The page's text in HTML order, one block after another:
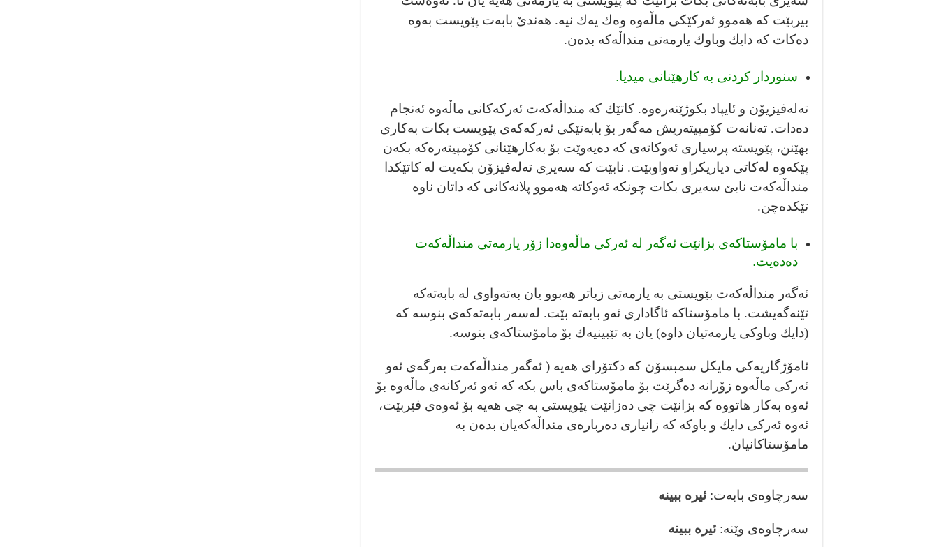
بيربێت كە هەموو ئەركێكى ماڵەوە وەك يەك نيە. هەندێ بابەت پێويست بەوە
ده‌كات كە دايك وباوك يارمەتى منداڵەكە بده‌ن.
سنوردار كردنى بە كارهێنانى ميديا.
تەلەفيزيۆن و ئايپاد بكوژێنەرەوە. كاتێك كە منداڵەكەت ئەركەكانى ماڵەوە ئه‌نجام
دەدات. تەنانەت كۆمپيتەريش مەگەر بۆ بابەتێكى ئەركەكەى پێويست بكات بەكارى
بهێنن، پێويستە پرسيارى ئەوكاتەى كە دەيەوێت بۆ بەكارهێنانى كۆمپيتەرەكە بكەن
پێكەوە لەكاتى دياريكراو تەواوبێت. نابێت كە سەيرى تەلەفيزۆن بكەيت لە كاتێكدا
منداڵەكەت نابێ سەيرى بكات چونكە ئەوكاتە هەموو پلانەكانى كە داتان ناوە
تێكدەچن.
با مامۆستاكەى بزانێت ئه‌گه‌ر له‌ ئەركى ماڵەوەدا زۆر يارمه‌تى منداڵه‌كه‌ت
ده‌ده‌يت.
ئەگەر منداڵەكەت بێويستى بە يارمەتى زياتر هەبوو يان بەتەواوى لە بابەتەكە
تێنەگەيشت. با مامۆستاكە ئاگادارى ئەو بابەتە بێت. لەسەر بابەتەكەى بنوسه‌ كە
(دايك وباوكى يارمەتيان داوە) يان بە تێبينيەك بۆ مامۆستاكەى بنوسه‌.
ئامۆژگاريەكى مايكل سمبسۆن كە دكتۆراى هەيە ( ئەگەر منداڵەكەت بەرگەى ئەو
ئەركى ماڵەوە زۆرانە دەگرێت بۆ مامۆستاكەى باس بكە كە ئەو ئەركانەى ماڵەوە بۆ
ئەوە بەكار هاتووە كە بزانێت چى دەزانێت پێويستى بە چى هەيە بۆ ئەوەى فێربێت،
ئەوە ئەركى دايك و باوكە كە زانيارى دەربارەى منداڵەكەيان بدەن بە
مامۆستاكانيان.
سەرچاوەى بابەت: ئيره ببينه
سەرچاوەى وێنە: ئيره ببينه